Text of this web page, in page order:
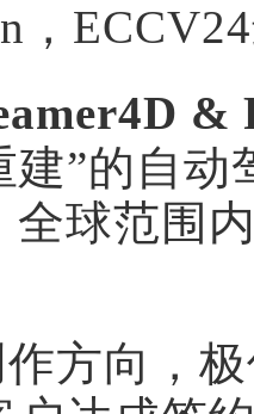
，
&
建”的自
全球范围
方向，